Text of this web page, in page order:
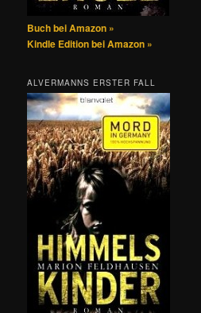
Buch bei Amazon »
Kindle Edition bei Amazon »
ALVERMANNS ERSTER FALL